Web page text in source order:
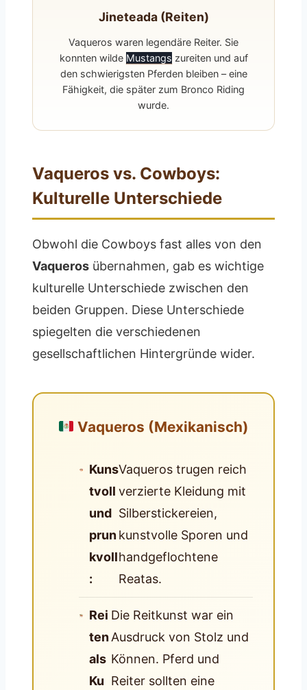
Jineteada (Reiten)
Vaqueros waren legendäre Reiter. Sie
konnten wilde Mustangs zureiten und auf
den schwierigsten Pferden bleiben – eine
Fähigkeit, die später zum Bronco Riding
wurde.
Vaqueros vs. Cowboys:
Kulturelle Unterschiede
Obwohl die Cowboys fast alles von den
Vaqueros übernahmen, gab es wichtige
kulturelle Unterschiede zwischen den
beiden Gruppen. Diese Unterschiede
spiegelten die verschiedenen
gesellschaftlichen Hintergründe wider.
Vaqueros (Mexikanisch)
Kuns
tvoll
und
prun
kvoll
:
Vaqueros trugen reich
verzierte Kleidung mit
Silberstickereien,
kunstvolle Sporen und
handgeflochtene
Reatas.
Rei
ten
als
Ku
Die Reitkunst war ein
Ausdruck von Stolz und
Können. Pferd und
Reiter sollten eine